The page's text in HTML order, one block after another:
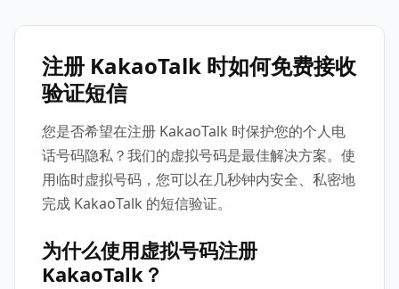
注册 KakaoTalk 时如何免费接收
验证短信
您是否希望在注册 KakaoTalk 时保护您的个人电
话号码隐私？我们的虚拟号码是最佳解决方案。使
用临时虚拟号码，您可以在几秒钟内安全、私密地
完成 KakaoTalk 的短信验证。
为什么使用虚拟号码注册
KakaoTalk？